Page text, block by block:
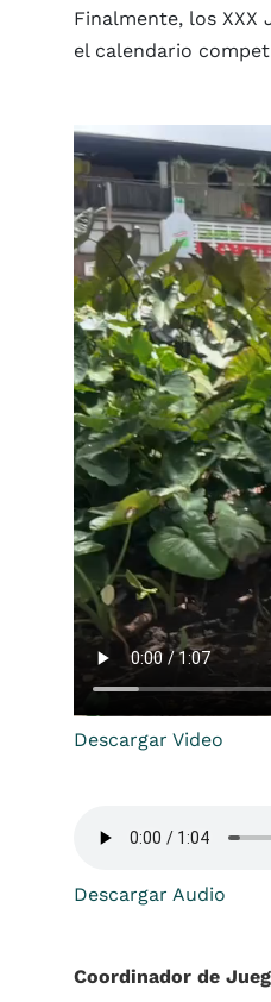
Finalmente, los XXX
el calendario
Descargar Video
Descargar Audio
Coordinador de